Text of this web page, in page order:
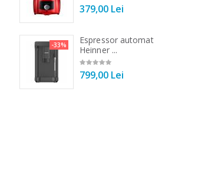
379,00 Lei
-33%
Espressor automat
Heinner ...
799,00 Lei